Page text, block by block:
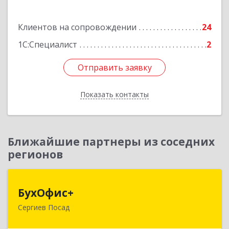
Клиентов на сопровождении
24
1С:Специалист
2
Отправить заявку
Показать контакты
Подробнее
Отправить заявку
Назад
Ближайшие партнеры из соседних
регионов
БухОфис+
Сергиев Посад
141304, Московская обл, Сергиево-Посадский